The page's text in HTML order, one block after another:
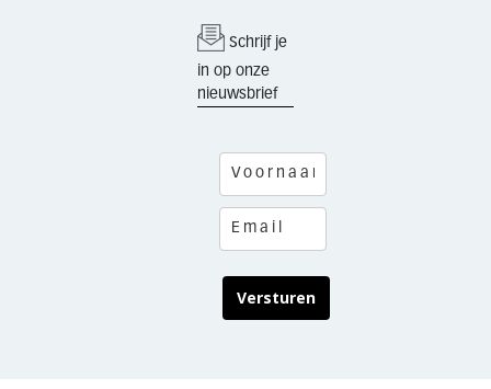
Schrijf je
in op onze
nieuwsbrief
Versturen